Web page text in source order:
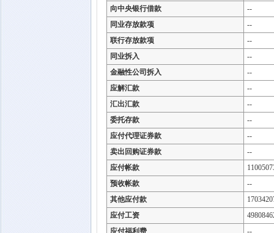
向中央银行借款
--
同业存放款项
--
联行存放款项
--
同业拆入
--
金融性公司拆入
--
应解汇款
--
汇出汇款
--
委托存款
--
应付代理证券款
--
卖出回购证券款
--
应付帐款
预收帐款
--
其他应付款
应付工资
应付福利费
--